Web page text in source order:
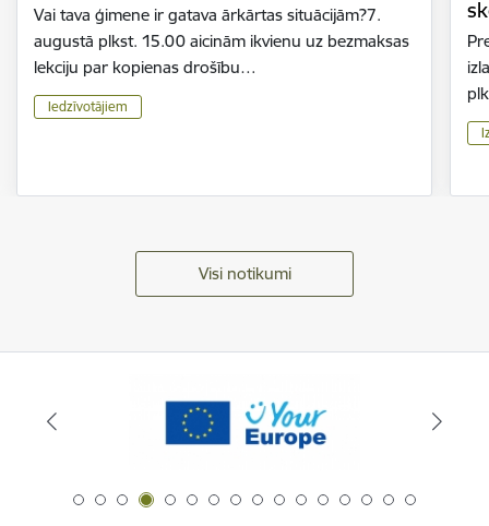
Vai tava ģimene ir gatava ārkārtas situācijām?7.
augustā plkst. 15.00 aicinām ikvienu uz bezmaksas
lekciju par kopienas drošību…
Iedzīvotājiem
Visi notikumi